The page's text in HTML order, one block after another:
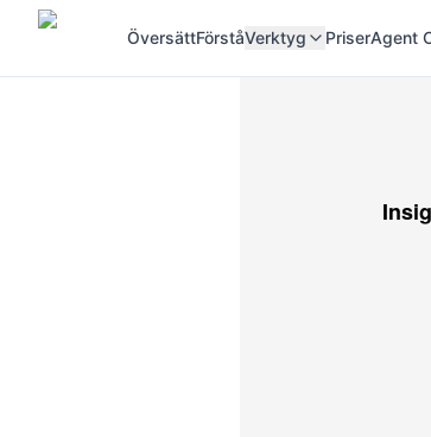
ÖversättFörståVerktyg PriserAgent